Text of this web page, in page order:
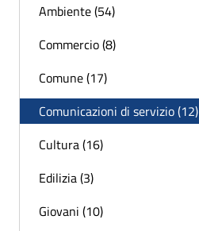
Ambiente (54)
Commercio (8)
Comune (17)
Comunicazioni di servizio (12)
Cultura (16)
Edilizia (3)
Giovani (10)